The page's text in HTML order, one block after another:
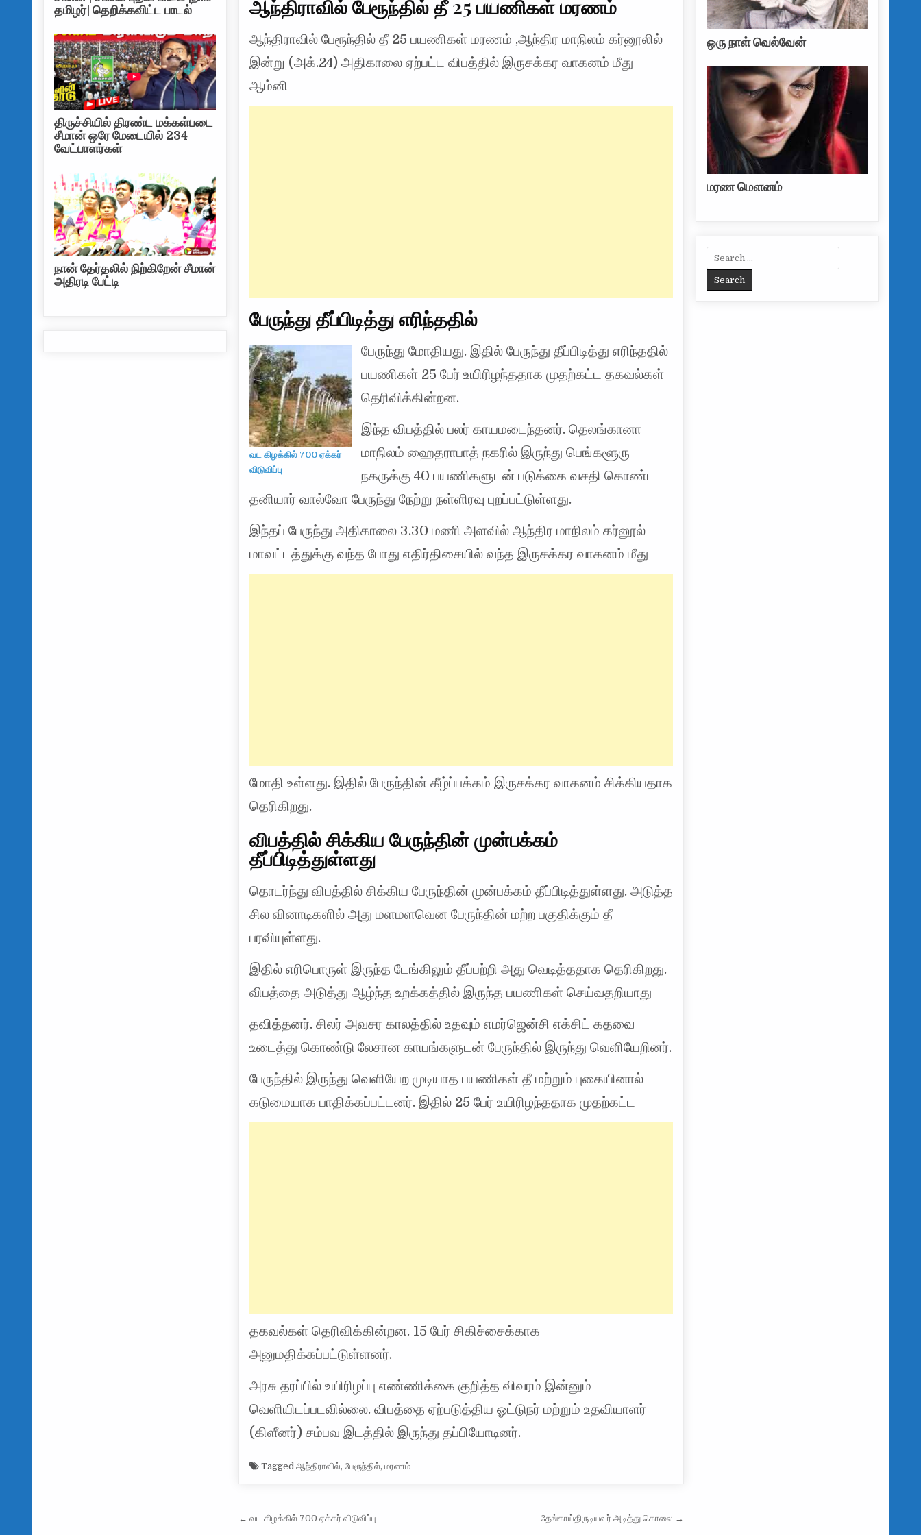
ஆந்திராவில் பேரூந்தில் தீ 25 பயணிகள் மரணம்
ஆந்திராவில் பேரூந்தில் தீ 25 பயணிகள் மரணம் ,ஆந்திர மாநிலம் கர்னூலில்
இன்று (அக்.24) அதிகாலை ஏற்பட்ட விபத்தில் இருசக்கர வாகனம் மீது
ஆம்னி
பேருந்து தீப்பிடித்து எரிந்ததில்
வட கிழக்கில் 700 ஏக்கர்
விடுவிப்பு
பேருந்து மோதியது. இதில் பேருந்து தீப்பிடித்து எரிந்ததில்
பயணிகள் 25 பேர் உயிரிழந்ததாக முதற்கட்ட தகவல்கள்
தெரிவிக்கின்றன.
இந்த விபத்தில் பலர் காயமடைந்தனர். தெலங்கானா
மாநிலம் ஹைதராபாத் நகரில் இருந்து பெங்களூரு
நகருக்கு 40 பயணிகளுடன் படுக்கை வசதி கொண்ட
தனியார் வால்வோ பேருந்து நேற்று நள்ளிரவு புறப்பட்டுள்ளது.
இந்தப் பேருந்து அதிகாலை 3.30 மணி அளவில் ஆந்திர மாநிலம் கர்னூல்
மாவட்டத்துக்கு வந்த போது எதிர்திசையில் வந்த இருசக்கர வாகனம் மீது
மோதி உள்ளது. இதில் பேருந்தின் கீழ்ப்பக்கம் இருசக்கர வாகனம் சிக்கியதாக
தெரிகிறது.
விபத்தில் சிக்கிய பேருந்தின் முன்பக்கம்
தீப்பிடித்துள்ளது
தொடர்ந்து விபத்தில் சிக்கிய பேருந்தின் முன்பக்கம் தீப்பிடித்துள்ளது. அடுத்த
சில வினாடிகளில் அது மளமளவென பேருந்தின் மற்ற பகுதிக்கும் தீ
பரவியுள்ளது.
இதில் எரிபொருள் இருந்த டேங்கிலும் தீப்பற்றி அது வெடித்ததாக தெரிகிறது.
விபத்தை அடுத்து ஆழ்ந்த உறக்கத்தில் இருந்த பயணிகள் செய்வதறியாது
தவித்தனர். சிலர் அவசர காலத்தில் உதவும் எமர்ஜென்சி எக்சிட் கதவை
உடைத்து கொண்டு லேசான காயங்களுடன் பேருந்தில் இருந்து வெளியேறினர்.
பேருந்தில் இருந்து வெளியேற முடியாத பயணிகள் தீ மற்றும் புகையினால்
கடுமையாக பாதிக்கப்பட்டனர். இதில் 25 பேர் உயிரிழந்ததாக முதற்கட்ட
தகவல்கள் தெரிவிக்கின்றன. 15 பேர் சிகிச்சைக்காக
அனுமதிக்கப்பட்டுள்ளனர்.
அரசு தரப்பில் உயிரிழப்பு எண்ணிக்கை குறித்த விவரம் இன்னும்
வெளியிடப்படவில்லை. விபத்தை ஏற்படுத்திய ஓட்டுநர் மற்றும் உதவியாளர்
(கிளீனர்) சம்பவ இடத்தில் இருந்து தப்பியோடினர்.
Taggedஆந்திராவில்,பேரூந்தில்,மரணம்
Post navigation
← வட கிழக்கில் 700 ஏக்கர் விடுவிப்பு தேங்காய்திருடியவர் அடித்து கொலை →
தமிழர்| தெறிக்கவிட்ட பாடல்
திருச்சியில் திரண்ட மக்கள்படை
சீமான் ஒரே மேடையில் 234
வேட்பாளர்கள்
நான் தேர்தலில் நிற்கிறேன் சீமான்
அதிரடி பேட்டி
ஒரு நாள் வெல்வேன்
மரண மௌனம்
Search for: